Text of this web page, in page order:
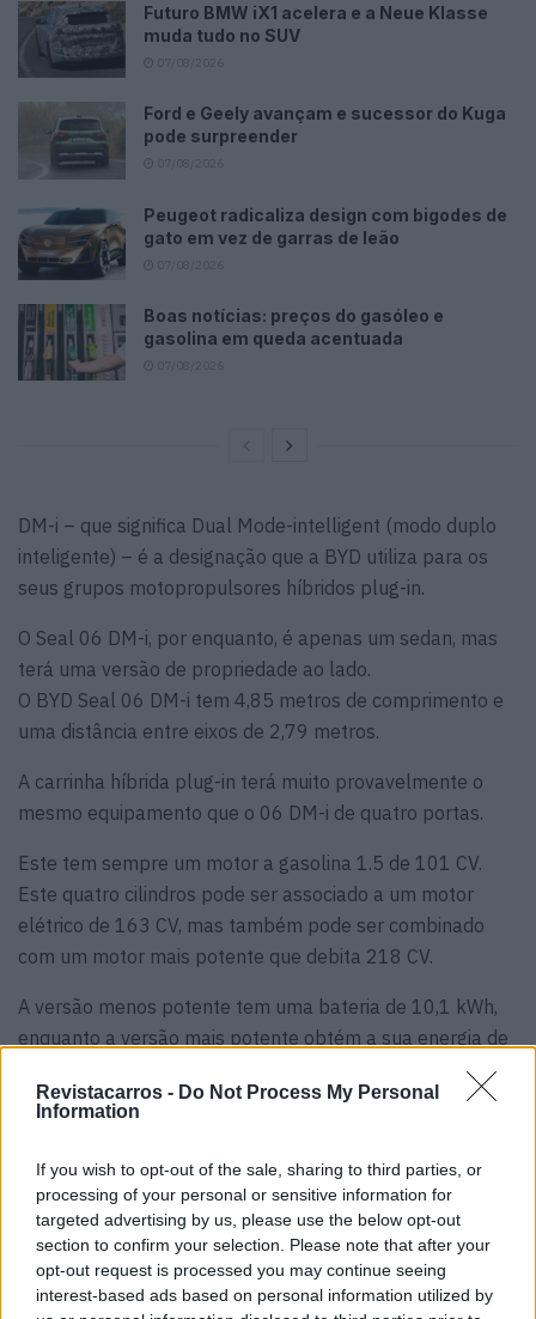
Revistacarros - Do Not Process My Personal
Information
If you wish to opt-out of the sale, sharing to third parties, or
processing of your personal or sensitive information for
targeted advertising by us, please use the below opt-out
section to confirm your selection. Please note that after your
opt-out request is processed you may continue seeing
interest-based ads based on personal information utilized by
Futuro BMW iX1 acelera e a Neue Klasse
muda tudo no SUV
Ford e Geely avançam e sucessor do Kuga
pode surpreender
Peugeot radicaliza design com bigodes de
gato em vez de garras de leão
Boas notícias: preços do gasóleo e
gasolina em queda acentuada
DM-i – que significa Dual Mode-intelligent (modo duplo
inteligente) – é a designação que a BYD utiliza para os
seus grupos motopropulsores híbridos plug-in.
O Seal 06 DM-i, por enquanto, é apenas um sedan, mas
terá uma versão de propriedade ao lado.
O BYD Seal 06 DM-i tem 4,85 metros de comprimento e
uma distância entre eixos de 2,79 metros.
A carrinha híbrida plug-in terá muito provavelmente o
mesmo equipamento que o 06 DM-i de quatro portas.
Este tem sempre um motor a gasolina 1.5 de 101 CV.
Este quatro cilindros pode ser associado a um motor
elétrico de 163 CV, mas também pode ser combinado
com um motor mais potente que debita 218 CV.
A versão menos potente tem uma bateria de 10,1 kWh,
enquanto a versão mais potente obtém a sua energia de
uma bateria de 15,9 kWh. A autonomia eléctrica é de 60
a 90 quilómetros.